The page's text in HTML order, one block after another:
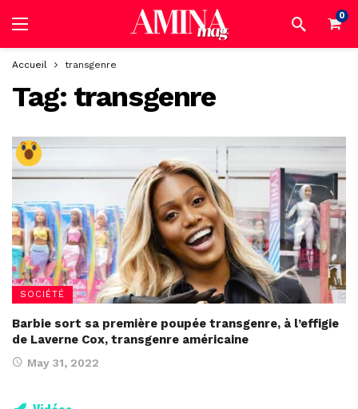
0
Accueil transgenre
Tag: transgenre
SOCIÉTÉ
Barbie sort sa première poupée transgenre, à l’effigie
de Laverne Cox, transgenre américaine
May 31, 2022